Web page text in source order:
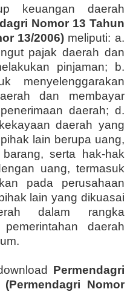
keuangan daerah
Nomor 13 Tahun
13/2006) meliputi: a.
pajak daerah dan
pinjaman; b.
menyelenggarakan
dan membayar
daerah; d.
daerah yang
lain berupa uang,
serta hak-hak
uang, termasuk
pada perusahaan
lain yang dikuasai
dalam rangka
daerah
Permendagri
Nomor